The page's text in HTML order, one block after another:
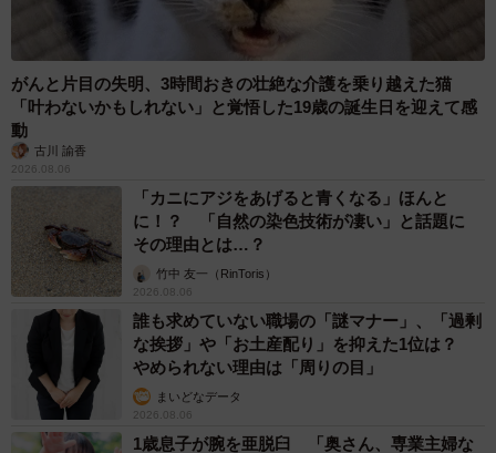
がんと片目の失明、3時間おきの壮絶な介護を乗り越えた猫
「叶わないかもしれない」と覚悟した19歳の誕生日を迎えて感
動
古川 諭香
2026.08.06
「カニにアジをあげると青くなる」ほんと
に！？ 「自然の染色技術が凄い」と話題に
その理由とは…？
竹中 友一（RinToris）
2026.08.06
誰も求めていない職場の「謎マナー」、「過剰
な挨拶」や「お土産配り」を抑えた1位は？
やめられない理由は「周りの目」
まいどなデータ
2026.08.06
1歳息子が腕を亜脱臼 「奥さん、専業主婦な